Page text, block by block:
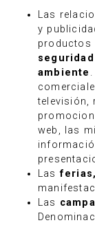
Las
y
productos
ambiente
televisión,
web, las
Las
Las